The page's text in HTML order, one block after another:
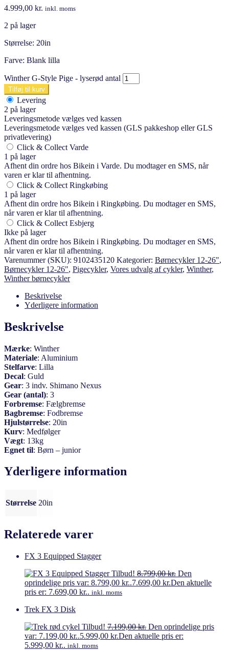
4.999,00 kr. inkl. moms
2 på lager
Størrelse: 20in
Farve: Blank lilla
Winther G-Style Pige - lyserød antal
Tilføj til kurv
Levering
2 på lager
Leveringsmetode vælges ved kassen
Leveringsmetode vælges ved kassen (GLS pakkeshop eller GLS
privatlevering)
Click & Collect Varde
1 på lager
Afhent din ordre hos Bikein i Varde. Du modtager en SMS, når
varen er klar til afhentning.
Click & Collect Ringkøbing
1 på lager
Afhent din ordre hos Bikein i Ringkøbing. Du modtager en SMS,
når varen er klar til afhentning.
Click & Collect Esbjerg
Ikke på lager
Afhent din ordre hos Bikein i Ringkøbing. Du modtager en SMS,
når varen er klar til afhentning.
Varenummer (SKU): 9102435120 Kategorier: Børnecykler 12-26",
Børnecykler 12-26", Pigecykler, Vores udvalg af cykler, Winther,
Winther børnecykler
Beskrivelse
Yderligere information
Beskrivelse
Mærke: Winther
Materiale: Aluminium
Stelfarve: Lilla
Decal: Guld
Gear: 3 indv. Shimano Nexus
Gear (antal): 3
Forbremse: Fælgbremse
Bagbremse: Fodbremse
Hjulstørrelse: 20in
Kurv: Medfølger
Vægt: 13kg
Egnet til: Børn – junior
Yderligere information
Størrelse 20in
Relaterede varer
FX 3 Equipped Stagger
Tilbud! 8.799,00kr. Den
oprindelige pris var: 8.799,00 kr..7.699,00 kr.Den aktuelle
pris er: 7.699,00 kr.. inkl. moms
Trek FX 3 Disk
Tilbud! 7.199,00kr. Den oprindelige pris
var: 7.199,00 kr..5.999,00 kr.Den aktuelle pris er:
5.999,00 kr.. inkl. moms